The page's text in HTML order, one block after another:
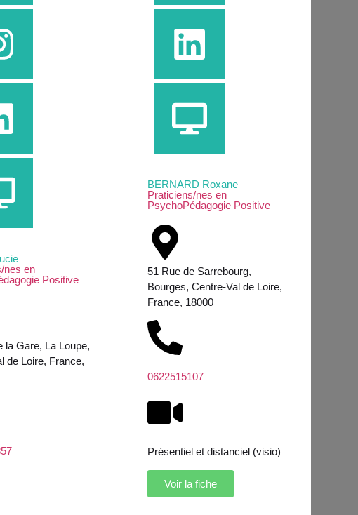
nes en
Positive
la Gare, La Loupe,
de Loire, France,
BERNARD Roxane
Praticiens/nes en
PsychoPédagogie Positive
51 Rue de Sarrebourg,
Bourges, Centre-Val de Loire,
France, 18000
0622515107
Présentiel et distanciel (visio)
Voir la fiche